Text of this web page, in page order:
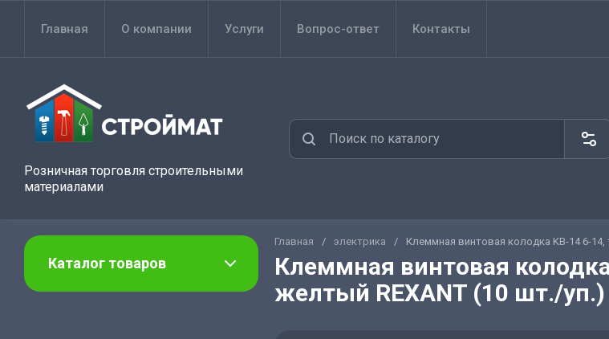
Главная О компании Услуги Вопрос-ответ Контакты
Розничная торговля строительными
материалами
Каталог товаров
Главная / электрика / Клеммная винтовая колодка KВ-14 6-
Клеммная винтовая
желтый REXANT (10 шт./уп.)